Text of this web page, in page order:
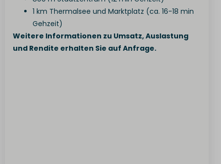
1 km Thermalsee und Marktplatz (ca. 16-18 min
Gehzeit)
Weitere Informationen zu Umsatz, Auslastung
und Rendite erhalten Sie auf Anfrage.